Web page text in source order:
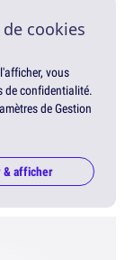
cookies
vous
de confidentialité.
de Gestion
& afficher